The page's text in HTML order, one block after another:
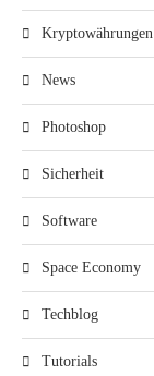
Kryptowährungen
News
Photoshop
Sicherheit
Software
Space Economy
Techblog
Tutorials